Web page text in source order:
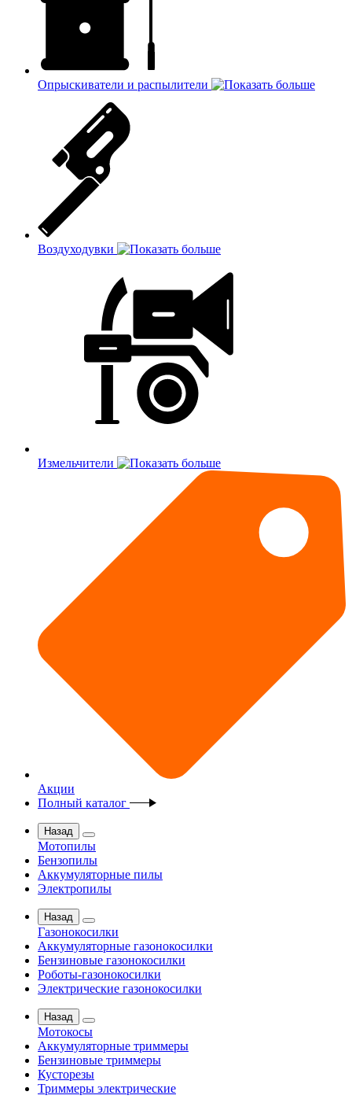
Опрыскиватели и распылители
Воздуходувки
Измельчители
Акции
Полный каталог
Назад
Мотопилы
Бензопилы
Аккумуляторные пилы
Электропилы
Назад
Газонокосилки
Аккумуляторные газонокосилки
Бензиновые газонокосилки
Роботы-газонокосилки
Электрические газонокосилки
Назад
Мотокосы
Аккумуляторные триммеры
Бензиновые триммеры
Кусторезы
Триммеры электрические